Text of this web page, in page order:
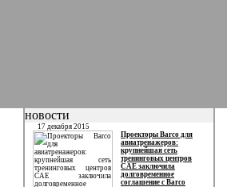
новости
17 декабря 2015
Проекторы Barco для
авиатренажеров:
крупнейшая сеть
тренинговых центров
CAE заключила
долговременное
соглашение с Barco